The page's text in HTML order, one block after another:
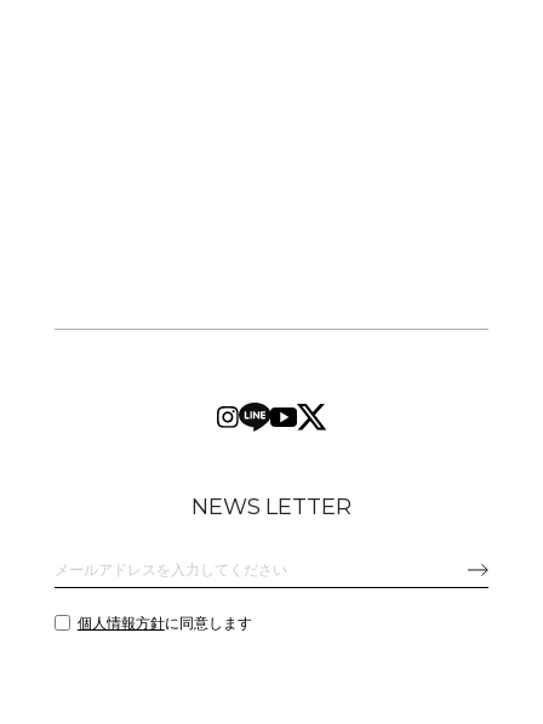
NEWS LETTER
個人情報方針に同意します